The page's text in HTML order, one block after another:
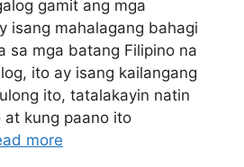
gamit ang mga
isang mahalagang bahagi
sa mga batang Filipino na
ito ay isang kailangang
ito, tatalakayin natin
at kung paano ito
more